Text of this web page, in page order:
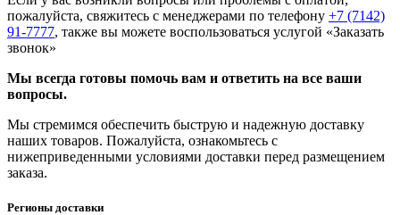
пожалуйста, свяжитесь с менеджерами по телефону +7 (7142)
91-7777, также вы можете воспользоваться услугой «Заказать
звонок»
Мы всегда готовы помочь вам и ответить на все ваши
вопросы.
Мы стремимся обеспечить быструю и надежную доставку
наших товаров. Пожалуйста, ознакомьтесь с
нижеприведенными условиями доставки перед размещением
заказа.
Регионы доставки